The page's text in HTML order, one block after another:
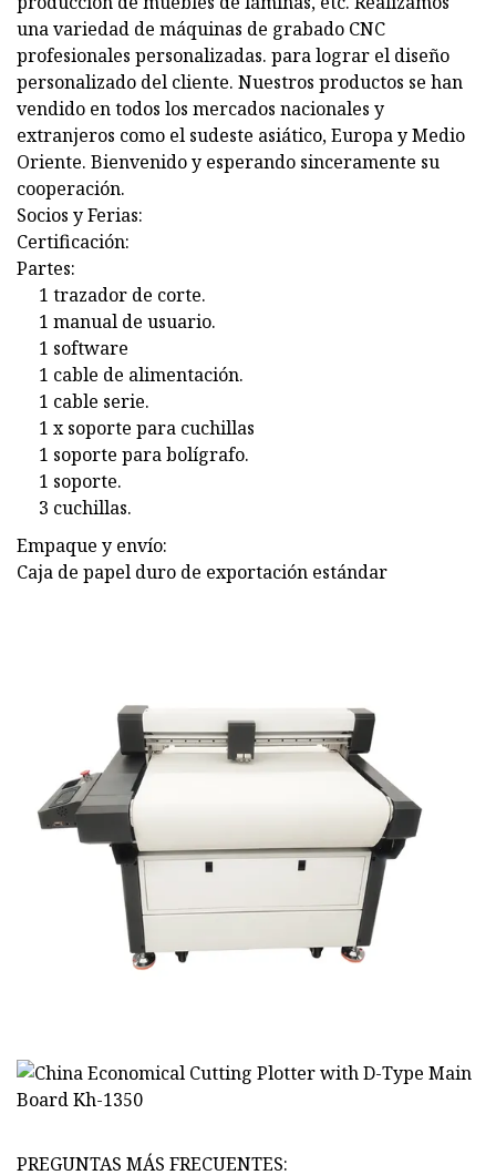
una variedad de máquinas de grabado CNC
profesionales personalizadas. para lograr el diseño
personalizado del cliente. Nuestros productos se han
vendido en todos los mercados nacionales y
extranjeros como el sudeste asiático, Europa y Medio
Oriente. Bienvenido y esperando sinceramente su
cooperación.
Socios y Ferias:
Certificación:
Partes:
1 trazador de corte.
1 manual de usuario.
1 software
1 cable de alimentación.
1 cable serie.
1 x soporte para cuchillas
1 soporte para bolígrafo.
1 soporte.
3 cuchillas.
Empaque y envío:
Caja de papel duro de exportación estándar
PREGUNTAS MÁS FRECUENTES: